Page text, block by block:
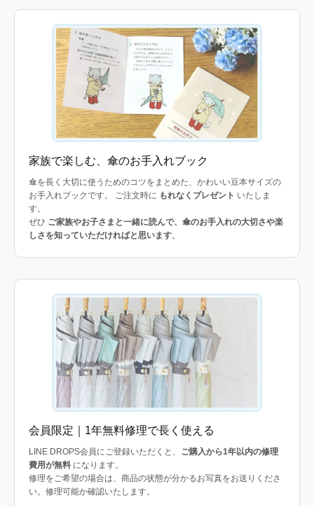
家族で楽しむ、傘のお手入れブック
傘を長く大切に使うためのコツをまとめた、かわいい豆本サイズの
お手入れブックです。 ご注文時に もれなくプレゼント いたしま
す。
ぜひ ご家族やお子さまと一緒に読んで、傘のお手入れの大切さや楽
しさを知っていただければと思います。
会員限定｜1年無料修理で長く使える
LINE DROPS会員にご登録いただくと、 ご購入から1年以内の修理
費用が無料 になります。
修理をご希望の場合は、商品の状態が分かるお写真をお送りくださ
い。修理可能か確認いたします。